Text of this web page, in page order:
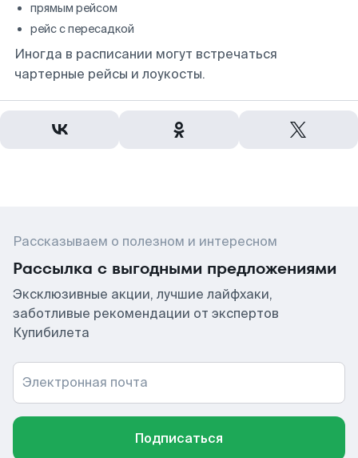
прямым рейсом
рейс с пересадкой
Иногда в расписании могут встречаться
чартерные рейсы и лоукосты.
Рассказываем о полезном и интересном
Рассылка с выгодными предложениями
Эксклюзивные акции, лучшие лайфхаки,
заботливые рекомендации от экспертов
Купибилета
Электронная почта
Подписаться